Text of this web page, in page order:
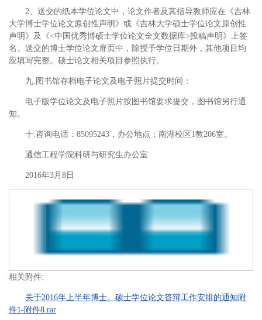
2、送交的纸本学位论文中，论文作者及其指导教师应在《吉林
大学博士学位论文原创性声明》或《吉林大学硕士学位论文原创性
声明》及《<中国优秀博硕士学位论文全文数据库>投稿声明》上签
名。送交的博士学位论文扉页中，除授予学位日期外，其他项目均
应填写完整。硕士论文相关项目参照执行。
九.图书馆存档电子论文及电子照片提交时间：
电子版学位论文及电子照片按图书馆要求提交，图书馆另行通
知。
十.咨询电话：85095243，办公地点：南湖校区1教206室。
通信工程学院科研与研究生办公室
2016年3月8日
相关附件:
关于2016年上半年博士、硕士学位论文答辩工作安排的通知附
件1-附件8.rar